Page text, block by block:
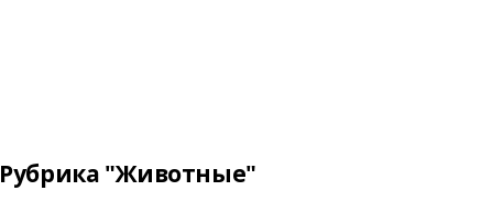
Рубрика "Животные"